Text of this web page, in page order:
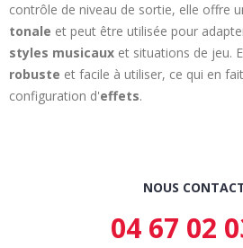
contrôle de niveau de sortie, elle offre
tonale et peut être utilisée pour
styles musicaux et situations de jeu.
robuste et facile à utiliser, ce qui en
configuration d'effets.
NOUS
04 67 02